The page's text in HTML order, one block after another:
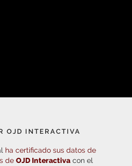
OJD INTERACTIVA
ha certificado sus datos de
deOJD Interactiva con el